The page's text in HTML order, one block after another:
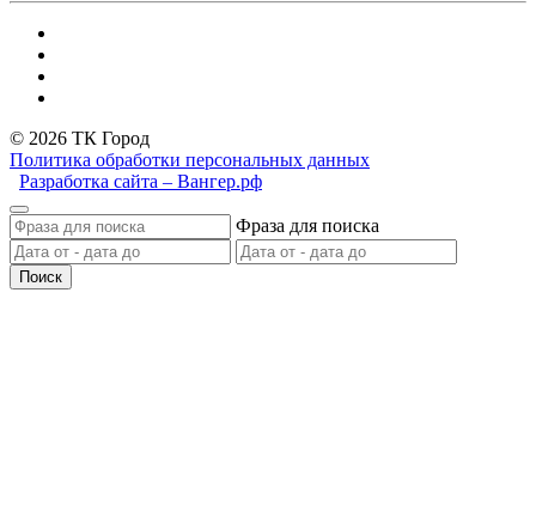
© 2026 ТК Город
Политика обработки персональных данных
Разработка сайта – Вангер.рф
Фраза для поиска
Поиск